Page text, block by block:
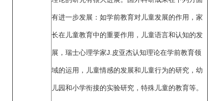
有进一步发展：如学前教育对儿童发展的作用，家
长在儿童教育中的重要作用，儿童语言和认知的发
展，瑞士心理学家J.皮亚杰认知理论在学前教育领
域的运用，儿童情感的发展和儿童行为的研究，幼
儿园和小学衔接的实验研究，特殊儿童的教育等。